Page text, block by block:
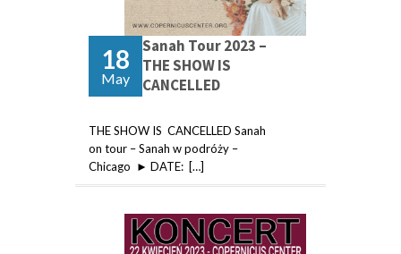
18
May
Sanah Tour 2023 –
THE SHOW IS
CANCELLED
THE SHOW IS CANCELLED Sanah
on tour – Sanah w podróży –
Chicago ► DATE: […]